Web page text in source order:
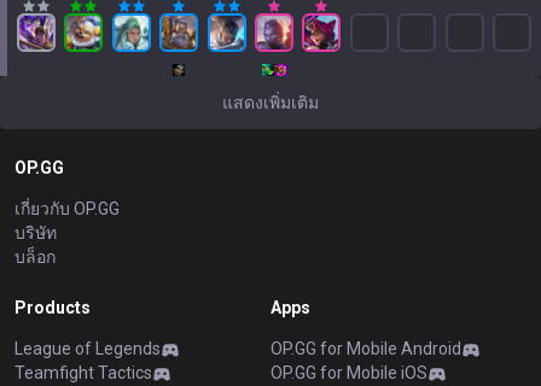
แสดงเพิ่มเติม
OP.GG
เกี่ยวกับ OP.GG
บริษัท
บล็อก
Products
League of Legends
Teamfight Tactics
Apps
OP.GG for Mobile Android
OP.GG for Mobile iOS